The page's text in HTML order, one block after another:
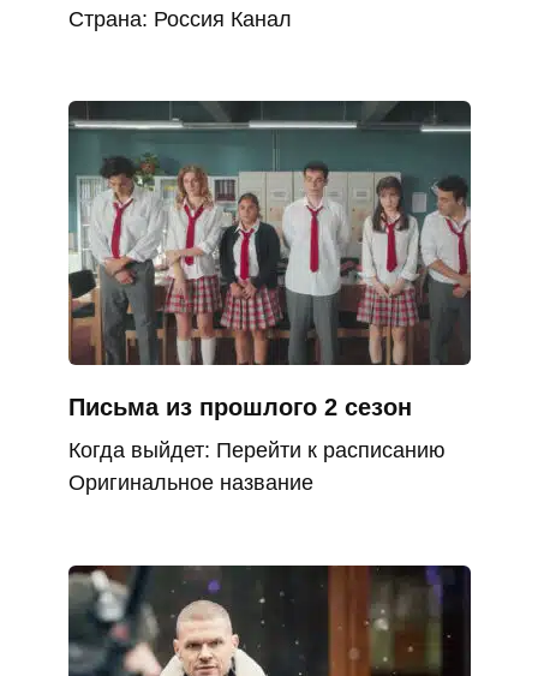
Страна: Россия Канал
Письма из прошлого 2 сезон
Когда выйдет: Перейти к расписанию
Оригинальное название